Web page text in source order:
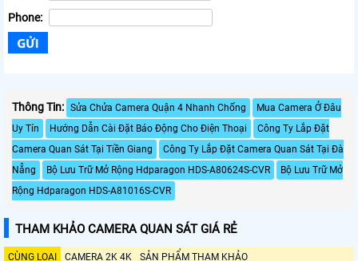
Phone:
Thông Tin: Sửa Chửa Camera Quận 4 Nhanh Chống
Mua Camera Ở Đâu
Uy Tín
Hướng Dẫn Cài Đặt Báo Động Cho Điện Thoại
Công Ty Lắp Đặt
Camera Quan Sát Tại Tiền Giang
Công Ty Lắp Đặt Camera Quan Sát Tại Đà
Nẵng
Bộ Lưu Trữ Mở Rộng Hdparagon HDS-A80624S-CVR
Bộ Lưu Trữ Mở
Rộng Hdparagon HDS-A81016S-CVR
THAM KHẢO CAMERA QUAN SÁT GIÁ RẺ
CÙNG LOẠI CAMERA 2K 4K SẢN PHẨM THAM KHẢO